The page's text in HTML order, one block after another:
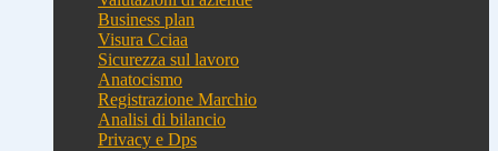
Business plan
Visura Cciaa
Sicurezza sul lavoro
Anatocismo
Registrazione Marchio
Analisi di bilancio
Privacy e Dps